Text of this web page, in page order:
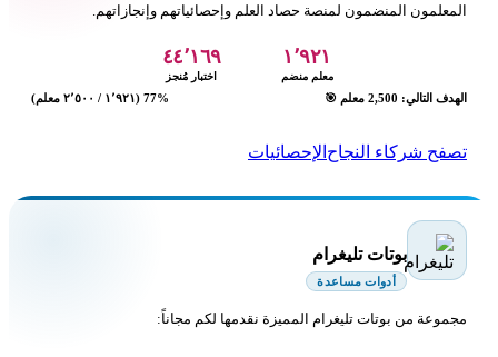
المعلمون المنضمون لمنصة حصاد العلم وإحصائياتهم وإنجازاتهم.
١٬٩٢١
معلم منضم
٤٤٬١٦٩
اختبار مُنجز
الهدف التالي: 2,500 معلم 🎯
تصفح شركاء النجاحالإحصائيات
بوتات تليغرام
أدوات مساعدة
مجموعة من بوتات تليغرام المميزة نقدمها لكم مجاناً: